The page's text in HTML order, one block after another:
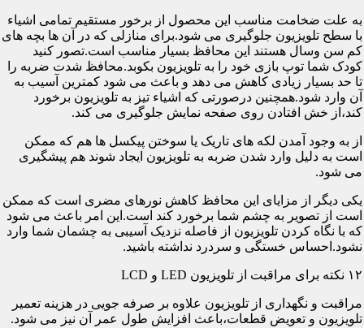
به علت ضخامت مناسب این محصول از برخور مستقیم تمامی اشیاء
با سطح تلویزیون جلوگیری می شود.برای منازلی که در آن ها بچه های
کم سن وسال هستند این محافظ بسیار مناسب است.تصور کنید
کودک شما توپ بازی خود را به تلویزیون بکوبد.محافظ شدت ضربه را
تا حد بسیار زیادی کاهش می دهد و باعث می شود کمترین آسیب به
آن وارد شود.همچنین درصورتی که اشیاء تیز به تلویزیون برخورد
کند،از خش افتادن روی صفحه نمایش جلوگیری می کند.
از به وجود آمدن لکه های تاریک یا سوختن پیکسل ها هم که ممکن
است به دلیل وارد شدن ضربه به تلویزیون ایجاد شوند هم پیشگیری
می شود.
یکی دیگر از مزایای این محافظ کاهش نورهای مضری است که ممکن
است از تصویر به چشم شما برخورد کند است.این امر باعث می شود
که با نگاه کردن تلویزیون از فاصله نزدیک آسیبی به چشمان شما وارد
نشود.احساس خستگی و سردرد نداشته باشید.
۱۲ نکته برای مراقبت از تلویزیون LED و LCD
مراقبت و نگهداری از تلویزیون علاوه بر صرفه جویی در هزینه تعمیر
تلویزیون و تعویض قطعات،باعث افزایش طول عمر آن نیز می شود.